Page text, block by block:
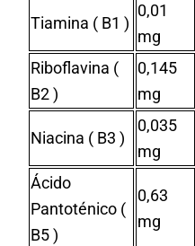
Tiamina ( B1 )
0,01
mg
Riboflavina (
B2 )
0,145
mg
Niacina ( B3 )
0,035
mg
Ácido
Pantoténico (
B5 )
0,63
mg